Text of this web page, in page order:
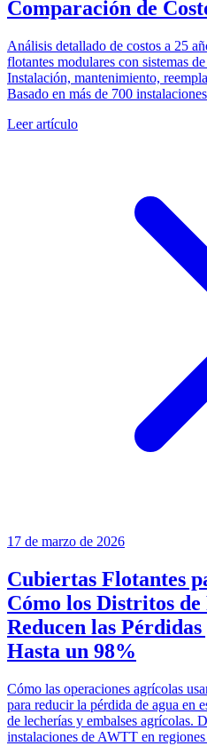
Comparación de
Análisis detallado de costos a 25
flotantes modulares con sistemas
Instalación, mantenimiento,
Basado en más de 700
Leer artículo
17 de marzo de 2026
Cubiertas Flotantes
Cómo los Distritos de
Reducen las
Hasta un 98%
Cómo las operaciones agrícolas
para reducir la pérdida de agua en
de lecherías y embalses agrícolas.
instalaciones de AWTT en regiones